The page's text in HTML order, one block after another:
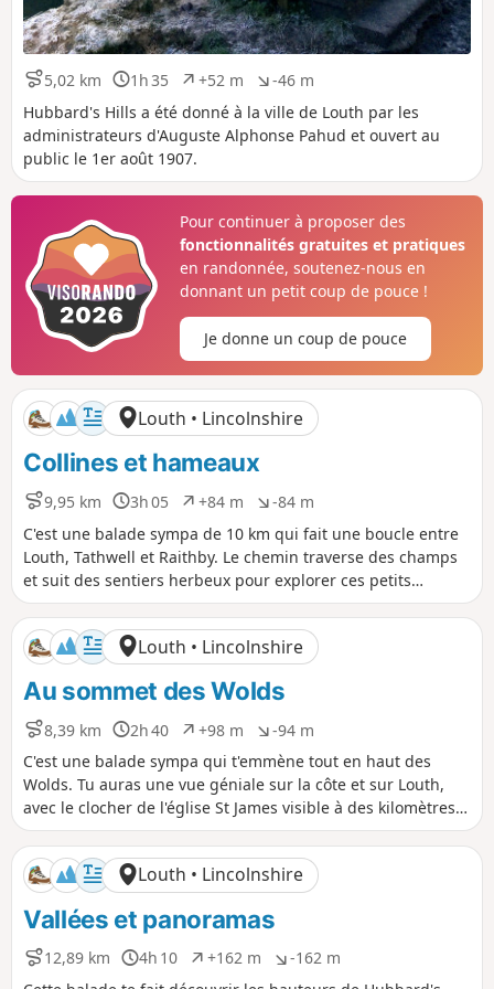
5,02 km
D
i
s
t
a
n
1h 35
D
u
r
é
e
+52 m
D
é
n
i
v
e
é
p
o
s
t
-46 m
D
é
n
i
e
é
n
é
g
i
f
Hubbard's Hills a été donné à la ville de Louth par les
administrateurs d'Auguste Alphonse Pahud et ouvert au
public le 1er août 1907.
Pour continuer à proposer des
fonctionnalités gratuites et pratiques
en randonnée, soutenez-nous en
donnant un petit coup de pouce !
Je donne un coup de pouce
Louth • Lincolnshire
Collines et hameaux
9,95 km
D
i
s
t
a
n
c
e
3h 05
D
u
r
é
e
+84 m
D
é
n
i
v
e
l
é
p
o
i
f
-84 m
D
é
n
i
v
e
l
é
n
é
a
i
f
C'est une balade sympa de 10 km qui fait une boucle entre
Louth, Tathwell et Raithby. Le chemin traverse des champs
et suit des sentiers herbeux pour explorer ces petits
hameaux. Par temps clair, tu peux profiter d'une vue géniale
sur Stenigot Mast et au-delà.
Louth • Lincolnshire
Au sommet des Wolds
8,39 km
D
i
s
t
a
n
c
e
2h 40
D
u
r
é
e
+98 m
D
é
n
i
v
e
l
é
p
o
-94 m
D
é
n
i
v
e
l
é
n
é
g
a
C'est une balade sympa qui t'emmène tout en haut des
Wolds. Tu auras une vue géniale sur la côte et sur Louth,
avec le clocher de l'église St James visible à des kilomètres à
la ronde. En marchant sur des sentiers et des chemins, tu
découvriras vraiment le charme du Lincolnshire vallonné.
Louth • Lincolnshire
Vallées et panoramas
12,89 km
D
4h 10
D
+162 m
D
-162 m
D